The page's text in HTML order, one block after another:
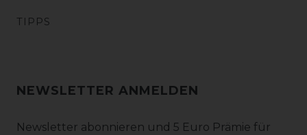
TIPPS
NEWSLETTER ANMELDEN
Newsletter abonnieren und 5 Euro Prämie für